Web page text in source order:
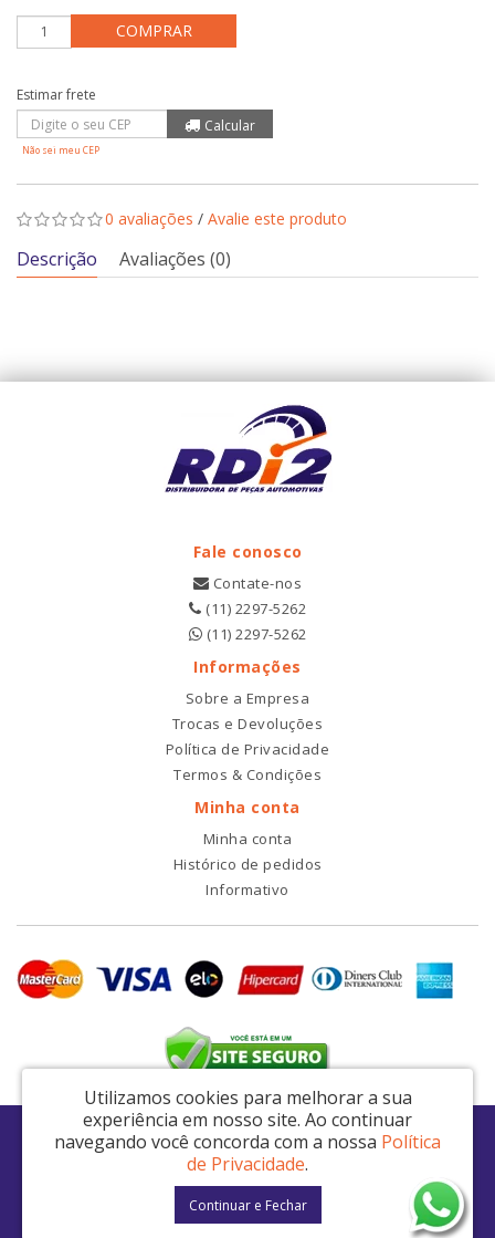
COMPRAR
Não sei meu CEP
0 avaliações / Avalie este produto
Descrição Avaliações (0)
Fale conosco
Contate-nos
(11) 2297-5262
(11) 2297-5262
Informações
Sobre a Empresa
Trocas e Devoluções
Política de Privacidade
Termos & Condições
Minha conta
Minha conta
Histórico de pedidos
Informativo
RDI2 Peças Automotivas Ltda - CNPJ: 14.423.428/0001-51
Av. Nordestina, 663 - São Miguel Paulista - São Paulo / SP - CEP: 08021-000
RDI2 © 2026
Utilizamos cookies para melhorar a sua
experiência em nosso site. Ao continuar
navegando você concorda com a nossa Política
de Privacidade.
Continuar e Fechar